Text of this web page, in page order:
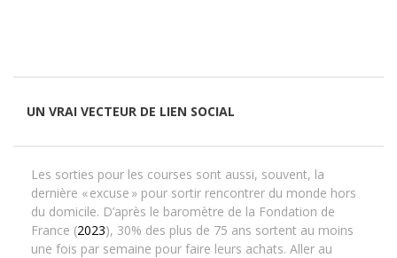
UN VRAI VECTEUR DE LIEN SOCIAL
Les sorties pour les courses sont aussi, souvent, la
dernière « excuse » pour sortir rencontrer du monde hors
du domicile. D’après le baromètre de la Fondation de
France (2023), 30% des plus de 75 ans sortent au moins
une fois par semaine pour faire leurs achats. Aller au